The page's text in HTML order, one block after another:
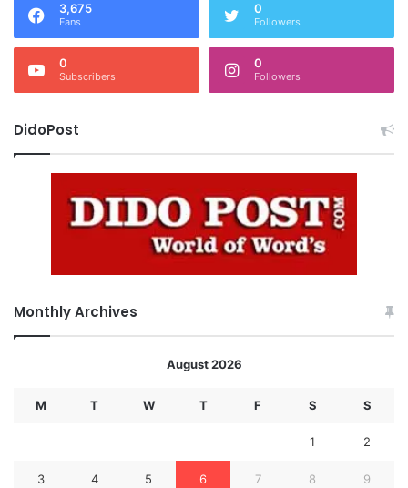
3,675
Fans
0
Followers
0
Subscribers
0
Followers
DidoPost
Monthly Archives
August 2026
M T W T F S S
1 2
3 4 5 6 7 8 9